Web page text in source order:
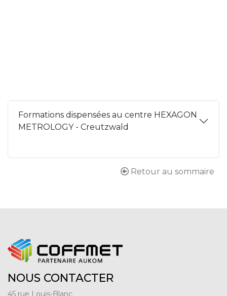
Formations dispensées au centre HEXAGON
METROLOGY - Creutzwald
Retour au sommaire
NOUS CONTACTER
45 rue Louis-Blanc